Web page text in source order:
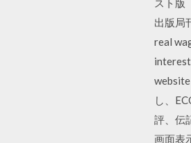
スト版
出版局
real
し、
評、伝
画面表